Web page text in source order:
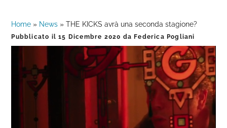
Home » News »THE KICKS avrà una seconda stagione?
Pubblicato il15 Dicembre 2020 da Federica Pogliani